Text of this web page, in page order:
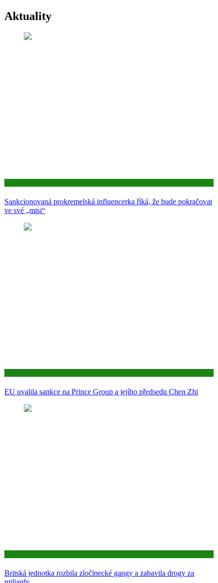
Aktuality
Sankcionovaná prokremelská influencerka říká, že bude pokračovat
ve své „misi“
EU uvalila sankce na Prince Group a jejího předsedu Chen Zhi
Britská jednotka rozbila zločinecké gangy a zabavila drogy za